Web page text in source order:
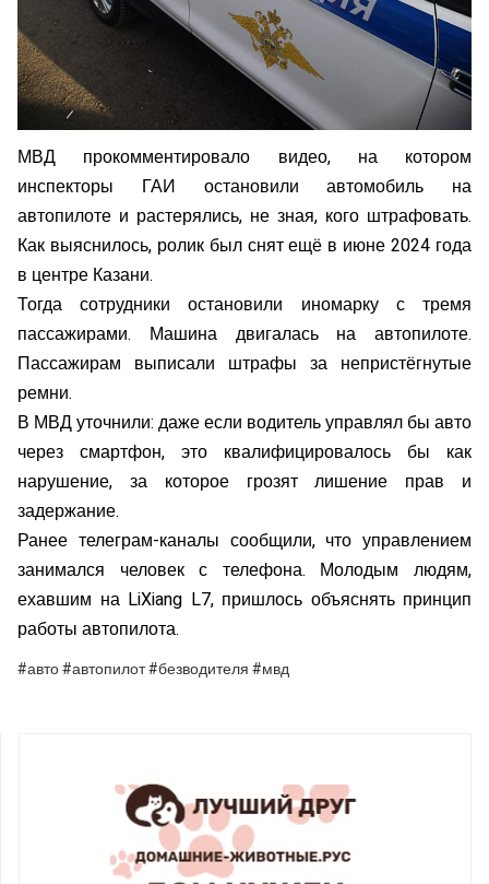
МВД прокомментировало видео, на котором
инспекторы ГАИ остановили автомобиль на
автопилоте и растерялись, не зная, кого штрафовать.
Как выяснилось, ролик был снят ещё в июне 2024 года
в центре Казани.
Тогда сотрудники остановили иномарку с тремя
пассажирами. Машина двигалась на автопилоте.
Пассажирам выписали штрафы за непристёгнутые
ремни.
В МВД уточнили: даже если водитель управлял бы авто
через смартфон, это квалифицировалось бы как
нарушение, за которое грозят лишение прав и
задержание.
Ранее телеграм-каналы сообщили, что управлением
занимался человек с телефона. Молодым людям,
ехавшим на LiXiang L7, пришлось объяснять принцип
работы автопилота.
#авто #автопилот #безводителя #мвд